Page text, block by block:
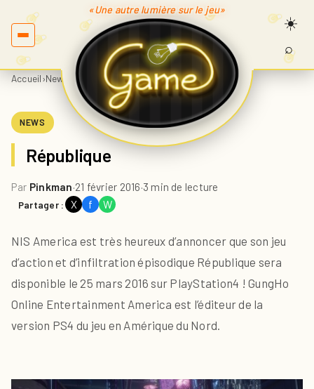
«Une autre lumière sur le jeu»
⌕
Accueil›News République
NEWS
République
Par Pinkman·21 février 2016·3 min de lecture
Partager : X f W
NIS America est très heureux d’annoncer que son jeu
d’action et d’infiltration épisodique République sera
disponible le 25 mars 2016 sur PlayStation4 ! GungHo
Online Entertainment America est l’éditeur de la
version PS4 du jeu en Amérique du Nord.